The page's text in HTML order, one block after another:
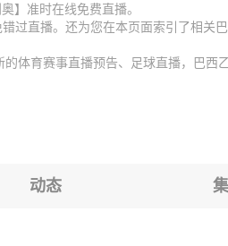
】准时在线免费直播。
过直播。还为您在本页面索引了相关
体育赛事直播预告、足球直播，巴西乙
动态